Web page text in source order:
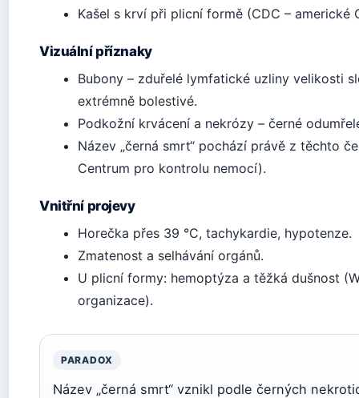
Kašel s krví při plicní formě (CDC –
Vizuální příznaky
Bubony – zduřelé lymfatické uzliny velikosti
extrémně bolestivé.
Podkožní krvácení a nekrózy – černé
Název „černá smrt“ pochází právě z těchto
Centrum pro kontrolu nemocí).
Vnitřní projevy
Horečka přes 39 °C, tachykardie, hypotenze.
Zmatenost a selhávání orgánů.
U plicní formy: hemoptýza a těžká dušnost
organizace).
PARADOX
Název „černá smrt“ vznikl podle černých